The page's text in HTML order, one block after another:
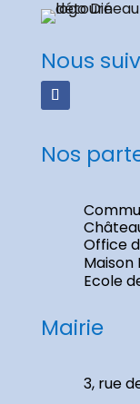
Nous
Nos
Office
Maison
Ecole
Mairie
3, rue